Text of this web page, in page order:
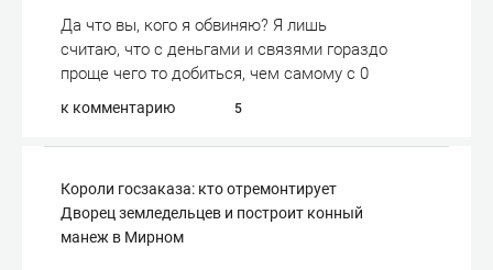
Да что вы, кого я обвиняю? Я лишь
считаю, что с деньгами и связями гораздо
проще чего то добиться, чем самому с 0
к комментарию 5
Короли госзаказа: кто отремонтирует
Дворец земледельцев и построит конный
манеж в Мирном